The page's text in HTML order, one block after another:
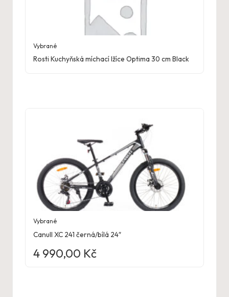
Vybrané
Rosti Kuchyňská míchací lžíce Optima 30 cm Black
Vybrané
Canull XC 241 černá/bílá 24″
4 990,00 Kč